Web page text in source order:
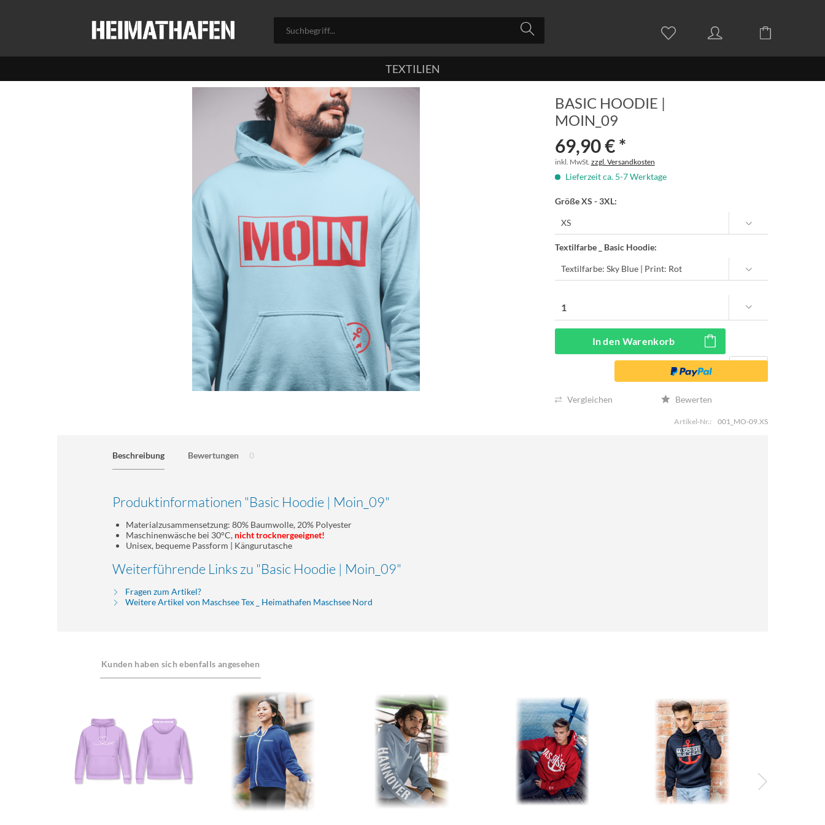
TEXTILIEN
BASIC HOODIE |
MOIN_09
69,90 € *
inkl. MwSt. zzgl. Versandkosten
Lieferzeit ca. 5-7 Werktage
Größe XS - 3XL:
Textilfarbe _ Basic Hoodie:
In den Warenkorb
Vergleichen Bewerten
Artikel-Nr.: 001_MO-09.XS
Beschreibung Bewertungen 0
Produktinformationen "Basic Hoodie | Moin_09"
Materialzusammensetzung: 80% Baumwolle, 20% Polyester
Maschinenwäsche bei 30°C, nicht trocknergeeignet!
Unisex, bequeme Passform | Kängurutasche
Weiterführende Links zu "Basic Hoodie | Moin_09"
Fragen zum Artikel?
Weitere Artikel von Maschsee Tex _ Heimathafen Maschsee Nord
Kunden haben sich ebenfalls angesehen